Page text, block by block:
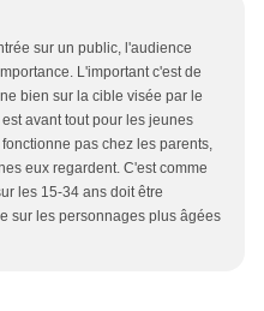
sur un public, l'audience
L'important c'est de
bien sur la cible visée par le
avant tout pour les jeunes
pas chez les parents,
eux regardent. C'est comme
les 15-34 ans doit être
sur les personnages plus âgées